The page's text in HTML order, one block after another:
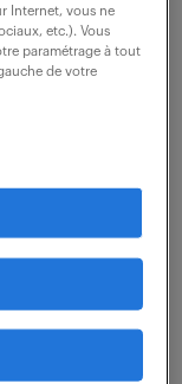
recruteurs
Internet, vous ne
etc.). Vous
paramétrage à tout
de votre